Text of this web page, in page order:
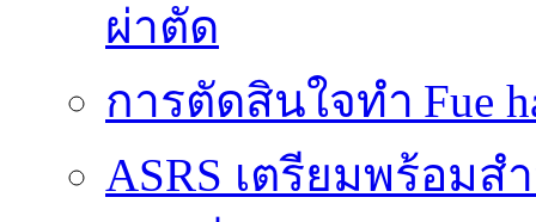
ผ่าตัด
การตัดสินใจทำ Fue
ASRS เตรียมพร้อม